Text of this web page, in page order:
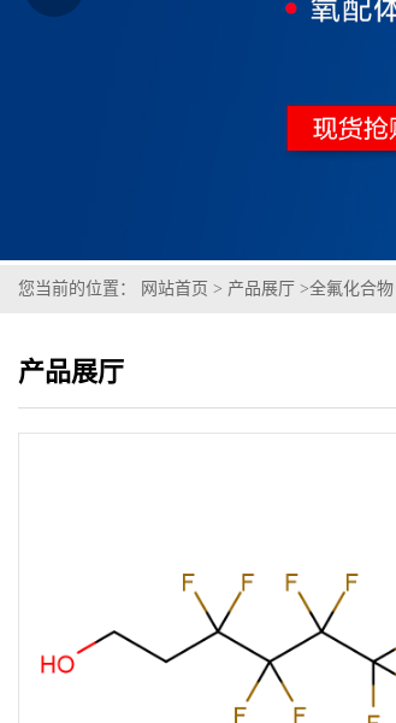
您当前的位置： 网站首页 > 产品展厅 >全氟化合物
产品展厅